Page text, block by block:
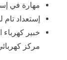
مهارة في
إستعداد
خبير كهرباء
مركز